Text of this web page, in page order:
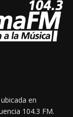
en
104.3 FM.